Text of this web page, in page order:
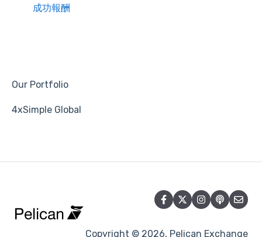
成功報酬
Our Portfolio
4xSimple Global
Copyright © 2026, Pelican Exchange